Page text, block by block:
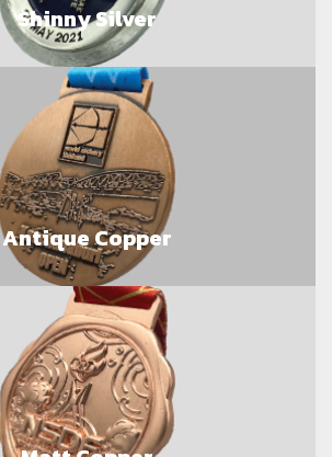
Shinny Silver
Antique Copper